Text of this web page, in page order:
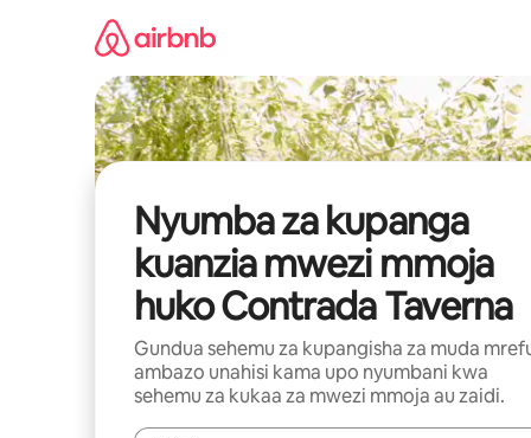
Nyumba za kupanga
kuanzia mwezi mmoja
huko Contrada Taverna
Gundua sehemu za kupangisha za muda
ambazo unahisi kama upo nyumbani kwa
sehemu za kukaa za mwezi mmoja au zaidi.